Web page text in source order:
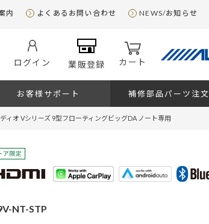
内 よくあるお問い合わせ NEWS/お知らせ
ログイン 業販登録 カート
お客様サポート 補修部品パーツ注文
ィオ Vシリーズ 9型フローティングビッグDA ノート専用
NT-STP